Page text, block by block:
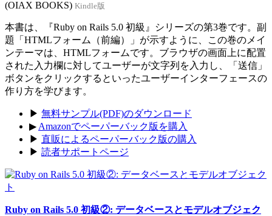
(OIAX BOOKS) Kindle版
本書は、『Ruby on Rails 5.0 初級』シリーズの第3巻です。副
題「HTMLフォーム（前編）」が示すように、この巻のメイ
ンテーマは、HTMLフォームです。ブラウザの画面上に配置
された入力欄に対してユーザーが文字列を入力し、「送信」
ボタンをクリックするといったユーザーインターフェースの
作り方を学びます。
▶ 無料サンプル(PDF)のダウンロード
▶ Amazonでペーパーバック版を購入
▶ 直販によるペーパーバック版の購入
▶ 読者サポートページ
Ruby on Rails 5.0 初級②: データベースとモデルオブジェク